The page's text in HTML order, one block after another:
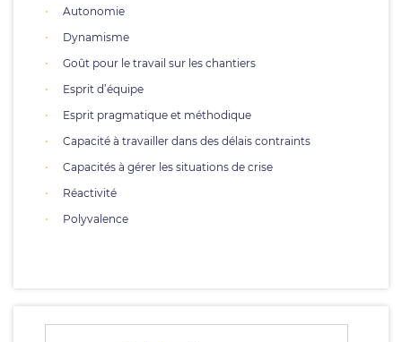
Autonomie
Dynamisme
Goût pour le travail sur les chantiers
Esprit d’équipe
Esprit pragmatique et méthodique
Capacité à travailler dans des délais contraints
Capacités à gérer les situations de crise
Réactivité
Polyvalence